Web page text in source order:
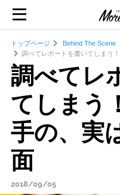
トップページ
Behind The Scene
調べてレポートを書いてしまう
調べてレ
てしまう
手の、実
面
2018/09/05